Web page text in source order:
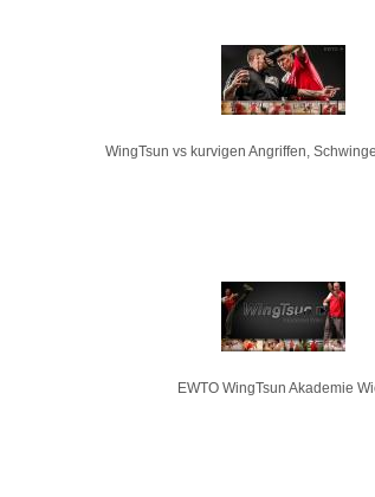
WingTsun vs kurvigen Angriffen,
EWTO WingTsun Akademie